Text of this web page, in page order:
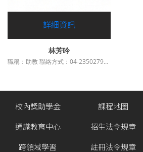
詳細資訊
林芳吟
職稱：助教 聯絡方式：04-23502796 E-mail：annlin08@thu.edu.tw 最高學歷：東海大學政治系地方政治組碩士 服務單位：東海大學公共事務碩士在職專班 業務： 1. 專班各項行政及人事相....
校內獎助學金
通識教育中心
跨領域學習
課程地圖
招生法令規章
註冊法令規章